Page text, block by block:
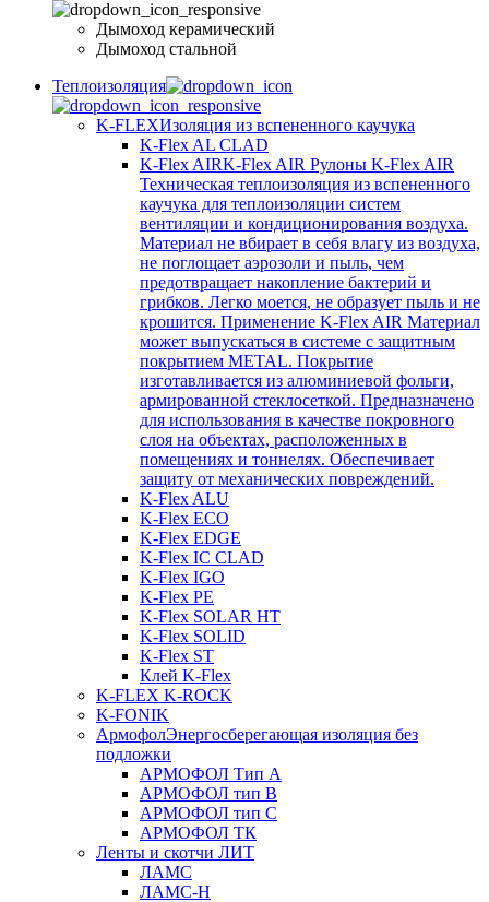
Дымоход керамический
Дымоход стальной
Теплоизоляция
K-FLEXИзоляция из вспененного каучука
K-Flex AL CLAD
K-Flex AIRK-Flex AIR Рулоны K-Flex AIR
Техническая теплоизоляция из вспененного
каучука для теплоизоляции систем
вентиляции и кондиционирования воздуха.
Материал не вбирает в себя влагу из воздуха,
не поглощает аэрозоли и пыль, чем
предотвращает накопление бактерий и
грибков. Легко моется, не образует пыль и не
крошится. Применение K-Flex AIR Материал
может выпускаться в системе c защитным
покрытием METAL. Покрытие
изготавливается из алюминиевой фольги,
армированной стеклосеткой. Предназначено
для использования в качестве покровного
слоя на объектах, расположенных в
помещениях и тоннелях. Обеспечивает
защиту от механических повреждений.
K-Flex ALU
K-Flex ECO
K-Flex EDGE
K-Flex IC CLAD
K-Flex IGO
K-Flex PE
K-Flex SOLAR HT
K-Flex SOLID
K-Flex ST
Клей K-Flex
K-FLEX K-ROCK
K-FONIK
АрмофолЭнергосберегающая изоляция без
подложки
АРМОФОЛ Тип А
АРМОФОЛ тип В
АРМОФОЛ тип C
АРМОФОЛ ТК
Ленты и скотчи ЛИТ
ЛАМС
ЛАМС-Н